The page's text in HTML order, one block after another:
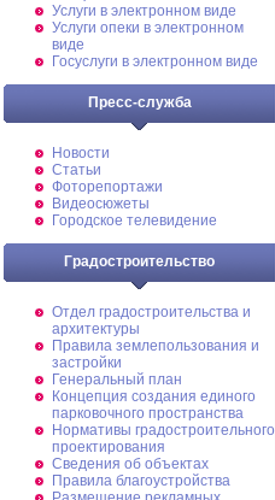
Услуги в электронном виде
Услуги опеки в электронном
виде
Госуслуги в электронном виде
Пресс-служба
Новости
Статьи
Фоторепортажи
Видеосюжеты
Городское телевидение
Градостроительство
Отдел градостроительства и
архитектуры
Правила землепользования и
застройки
Генеральный план
Концепция создания единого
парковочного пространства
Нормативы градостроительного
проектирования
Сведения об объектах
Правила благоустройства